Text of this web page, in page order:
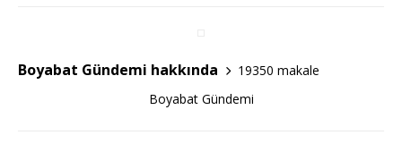
o
Boyabat Gündemi hakkında
19350 makale
Boyabat Gündemi